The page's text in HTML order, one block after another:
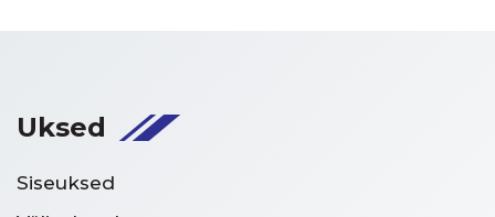
Uksed
Siseuksed